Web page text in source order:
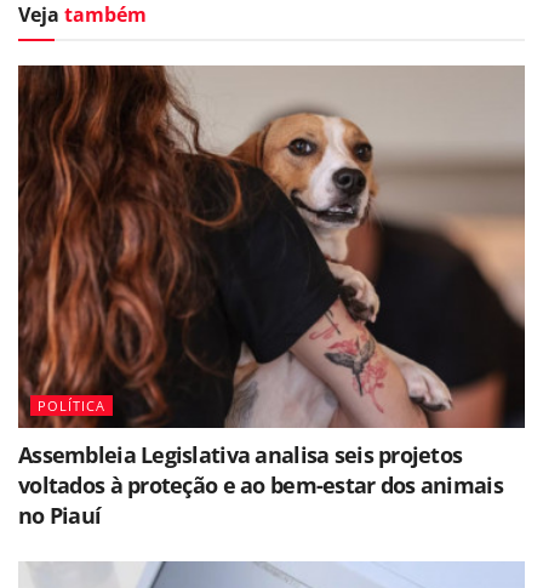
Veja também
POLÍTICA
Assembleia Legislativa analisa seis projetos
voltados à proteção e ao bem-estar dos animais
no Piauí